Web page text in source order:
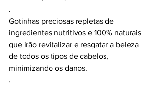
.
Gotinhas preciosas repletas de
ingredientes nutritivos e 100% naturais
que irão revitalizar e resgatar a beleza
de todos os tipos de cabelos,
minimizando os danos.
.